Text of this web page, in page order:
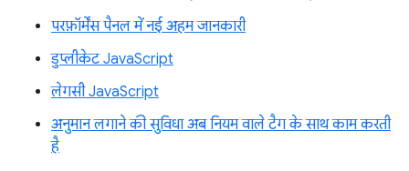
परफ़ॉर्मेंस पैनल में नई अहम जानकारी
डुप्लीकेट JavaScript
लेगसी JavaScript
अनुमान लगाने की सुविधा अब नियम वाले टैग के साथ काम करती
है